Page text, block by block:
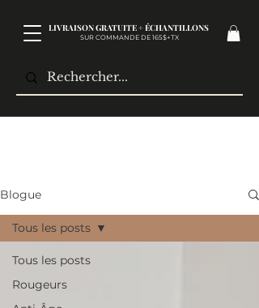
LIVRAISON GRATUITE + ÉCHANTILLONS
SUR COMMANDE DE 165$+TX​
Blogue
Tous les posts
Rougeurs
Tous les posts